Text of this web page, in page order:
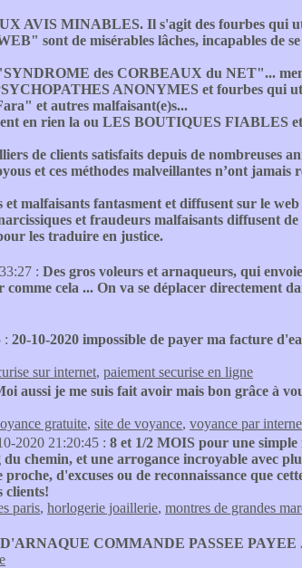
AVIS MINABLES. Il s'agit des fourbes qui
sont de misérables lâches, incapables de se
des CORBEAUX du NET"...
ANONYMES et fourbes qui
et autres malfaisant(e)s...
en rien la ou LES BOUTIQUES FIABLES
de clients satisfaits depuis de nombreuses
et ces méthodes malveillantes n’ont jamais
malfaisants fantasment et diffusent sur le
et fraudeurs malfaisants diffusent de
les traduire en justice.
: Des gros voleurs et arnaqueurs, qui
cela ... On va se déplacer directement
: 20-10-2020 impossible de payer ma facture
sur internet, paiement securise en ligne
aussi je me suis fait avoir mais bon grâce à
gratuite, site de voyance, voyance par
2020 21:20:45 : 8 et 1/2 MOIS pour une
chemin, et une arrogance incroyable avec
d'excuses ou de reconnaissance que
clients!
paris, horlogerie joaillerie, montres de grandes
COMMANDE PASSEE